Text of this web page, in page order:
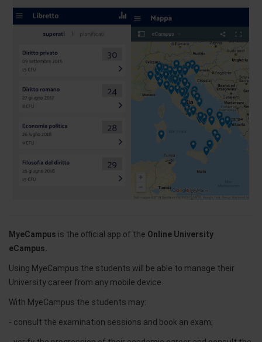
MyeCampus is the official app of the Online University
eCampus.
Using MyeCampus the students will be able to manage their
University career from any mobile device.
With MyeCampus the students may:
- consult the examination sessions and book an exam;